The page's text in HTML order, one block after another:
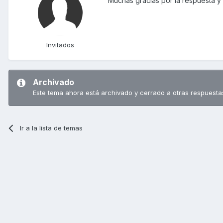
Invitados
Archivado
Este tema ahora está archivado y cerrado a otras
Ir a la lista de temas